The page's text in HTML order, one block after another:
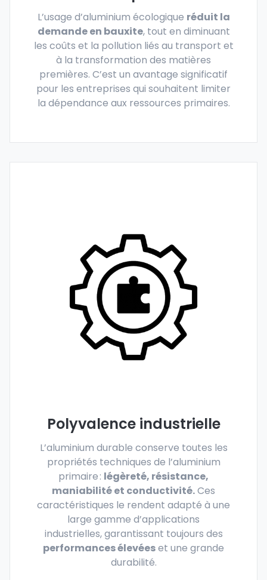
L’usage d’aluminium écologique réduit la
demande en bauxite, tout en diminuant
les coûts et la pollution liés au transport et
à la transformation des matières
premières. C’est un avantage significatif
pour les entreprises qui souhaitent limiter
la dépendance aux ressources primaires.
Polyvalence industrielle
L’aluminium durable conserve toutes les
propriétés techniques de l’aluminium
primaire : légèreté, résistance,
maniabilité et conductivité.Ces
caractéristiques le rendent adapté à une
large gamme d’applications
industrielles, garantissant toujours des
performances élevéeset une grande
durabilité.